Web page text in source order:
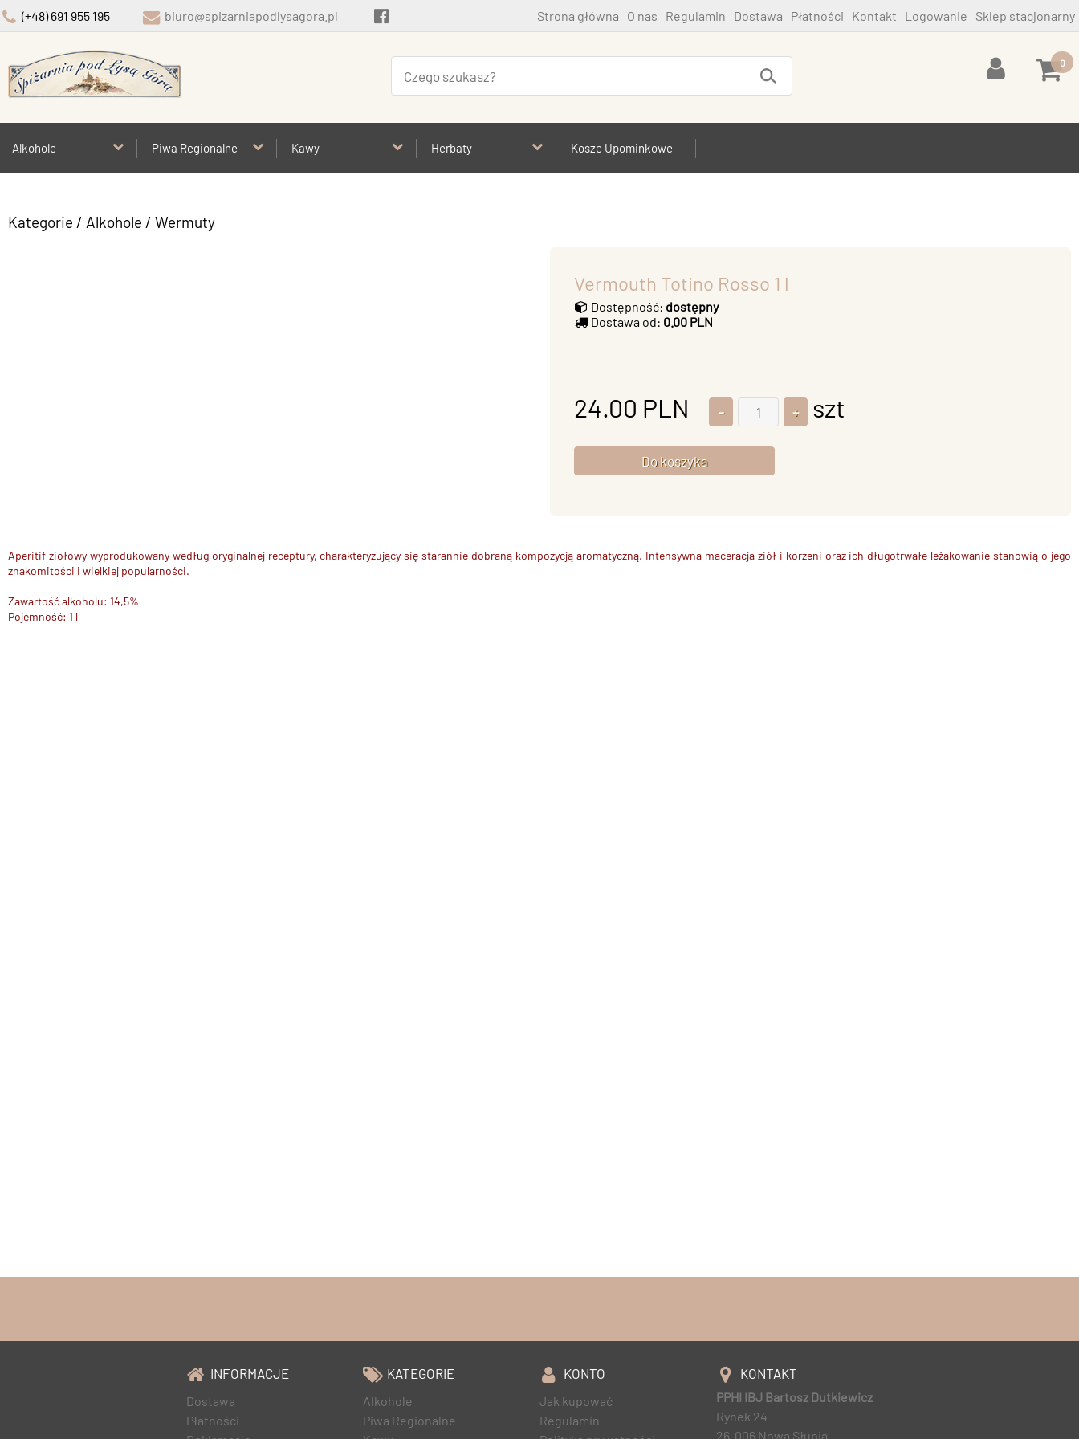
(+48) 691 955 195 biuro@spizarniapodlysagora.pl Strona główna O nas Regulamin Dostawa Płatności Kontakt Logowanie Sklep stacjonarny
0
Alkohole Piwa Regionalne Kawy Herbaty Kosze Upominkowe
Kategorie / Alkohole / Wermuty
Vermouth Totino Rosso 1 l
Dostępność: dostępny
Dostawa od: 0.00 PLN
24.00 PLN szt
Aperitif ziołowy wyprodukowany według oryginalnej receptury, charakteryzujący się starannie dobraną kompozycją aromatyczną. Intensywna maceracja ziół i korzeni oraz ich długotrwałe leżakowanie stanowią o jego
znakomitości i wielkiej popularności.
Zawartość alkoholu: 14,5%
Pojemność: 1 l
INFORMACJE
Dostawa
Płatności
KATEGORIE
Alkohole
Piwa Regionalne
KONTO
Jak kupować
Regulamin
KONTAKT
PPHI IBJ Bartosz Dutkiewicz
Rynek 24
26-006 Nowa Słupia